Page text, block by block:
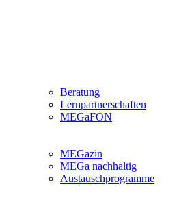
Beratung
Lernpartnerschaften
MEGaFON
MEGazin
MEGa nachhaltig
Austauschprogramme